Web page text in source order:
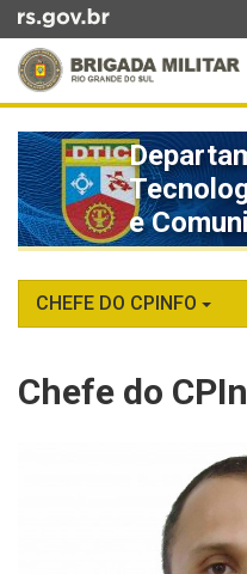
para
conteúdo
para
menu
busca
do
conteúdo
e
CHEFE DO CPINFO
Chefe do